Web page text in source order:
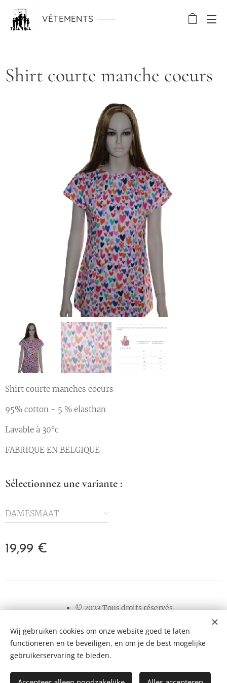
VÊTEMENTS
Shirt courte manche coeurs
Shirt courte manches coeurs
95% cotton - 5 % elasthan
Lavable à 30°c
FABRIQUE EN BELGIQUE
Sélectionnez une variante :
DAMESMAAT
19,99 €
© 2023 Tous droits réservés
Cookies
Langues
Wij gebruiken cookies om onze website goed te laten
functioneren en te beveiligen, en om je de best mogelijke
gebruikerservaring te bieden.